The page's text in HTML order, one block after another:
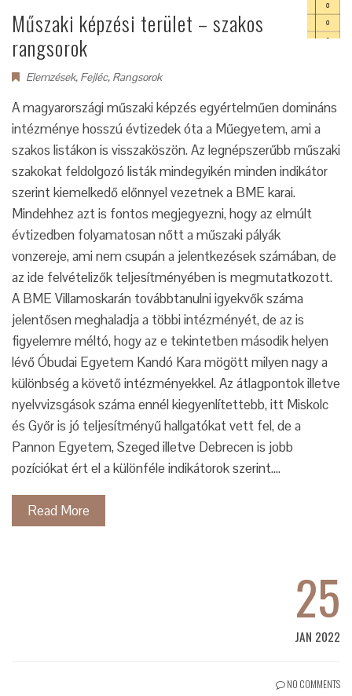
Műszaki képzési terület – szakos
rangsorok
Elemzések, Fejléc, Rangsorok
A magyarországi műszaki képzés egyértelműen domináns
intézménye hosszú évtizedek óta a Műegyetem, ami a
szakos listákon is visszaköszön. Az legnépszerűbb műszaki
szakokat feldolgozó listák mindegyikén minden indikátor
szerint kiemelkedő előnnyel vezetnek a BME karai.
Mindehhez azt is fontos megjegyezni, hogy az elmúlt
évtizedben folyamatosan nőtt a műszaki pályák
vonzereje, ami nem csupán a jelentkezések számában, de
az ide felvételizők teljesítményében is megmutatkozott.
A BME Villamoskarán továbbtanulni igyekvők száma
jelentősen meghaladja a többi intézményét, de az is
figyelemre méltó, hogy az e tekintetben második helyen
lévő Óbudai Egyetem Kandó Kara mögött milyen nagy a
különbség a követő intézményekkel. Az átlagpontok illetve
nyelvvizsgások száma ennél kiegyenlítettebb, itt Miskolc
és Győr is jó teljesítményű hallgatókat vett fel, de a
Pannon Egyetem, Szeged illetve Debrecen is jobb
pozíciókat ért el a különféle indikátorok szerint.…
Read More
25
JAN 2022
NO COMMENTS